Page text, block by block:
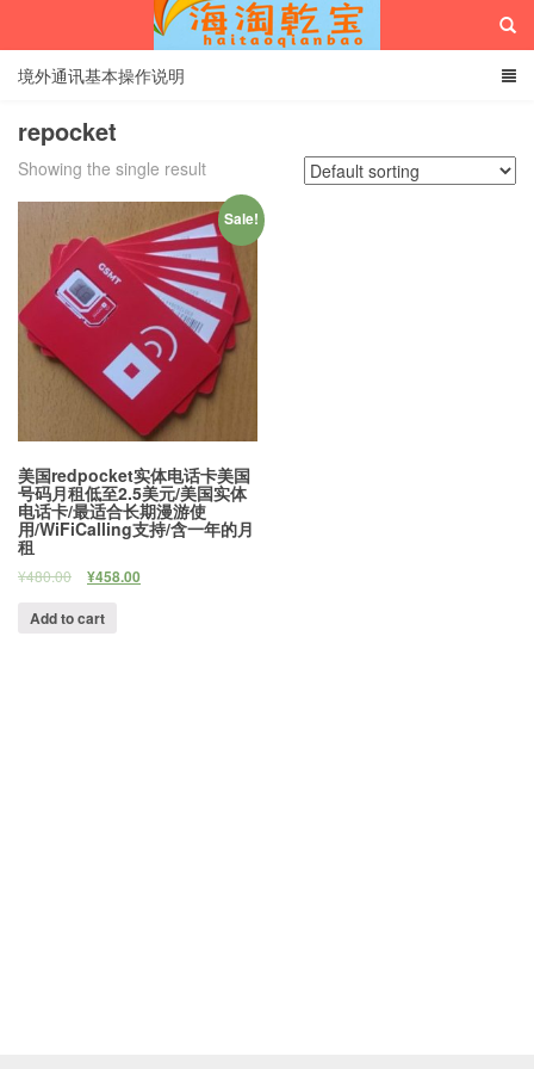
海淘乾宝
境外通讯基本操作说明
repocket
Showing the single result
Sale!
美国redpocket实体电话卡美国
号码月租低至2.5美元/美国实体
电话卡/最适合长期漫游使
用/WiFiCalling支持/含一年的月
租
¥480.00 ¥458.00
Add to cart